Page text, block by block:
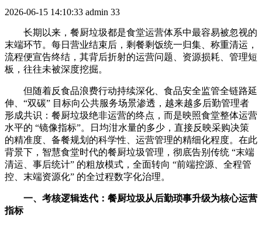
2026-06-15 14:10:33 admin 33
长期以来，餐厨垃圾都是食堂运营体系中最容易被忽视的
末端环节。每日营业结束后，剩餐剩饭统一归集、称重清运，
流程便宣告终结，其背后折射的运营问题、资源损耗、管理短
板，往往未被深度挖掘。
但随着反食品浪费行动持续深化、食品安全监管全链路延
伸、“双碳” 目标向公共服务场景渗透，越来越多后勤管理者
形成共识：餐厨垃圾绝非运营的终点，而是映照食堂整体运营
水平的 “镜像指标”。日均泔水量的多少，直接反映采购决策
的精准度、备餐规划的科学性、运营管理的精细化程度。在此
背景下，智慧食堂时代的餐厨垃圾管理，彻底告别传统 “末端
清运、事后统计” 的粗放模式，全面转向 “前端控源、全程管
控、末端资源化” 的全过程数字化治理。
一、考核逻辑迭代：餐厨垃圾从后勤琐事升级为核心运营
指标